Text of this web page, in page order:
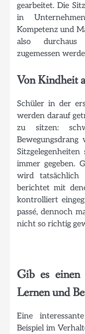
gearbeitet. Die
in
Kompetenz und
also durchaus
zugemessen
Von Kindheit
Schüler in der
werden darauf
zu sitzen:
immer gegeben.
wird tatsächlich
berichtet mit
kontrolliert
passé, dennoch
nicht so richtig
Gib es einen
Lernen und
Eine
Beispiel im